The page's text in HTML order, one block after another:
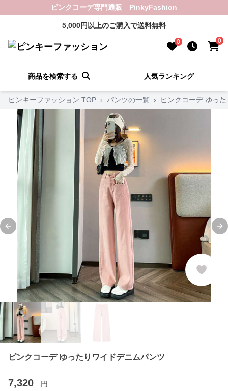
ピンクコーデ専門通販 PinkyFashion
5,000円以上のご購入で送料無料
0 0
商品を検索する 人気ランキング
ピンキーファッション TOP › パンツの一覧 › ピンクコーデ ゆっ
Previous slide
ピンクコーデ ゆったりワイドデニムパンツ
7,320 円